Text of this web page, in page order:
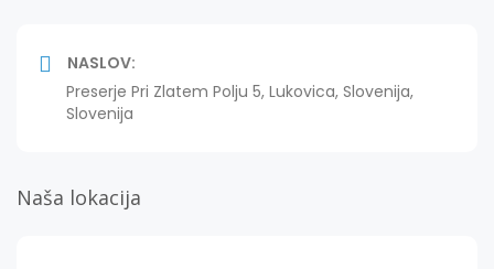
NASLOV:
Preserje Pri Zlatem Polju 5, Lukovica, Slovenija,
Slovenija
Naša lokacija